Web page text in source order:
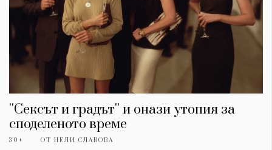
''Сексът и градът'' и онази утопия за
споделеното време
30+ ОТ НЕЛИ СЛАВОВА